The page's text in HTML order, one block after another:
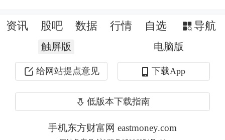
险、5家基金等机构进入该股的前十流
通股股东名单，合计持股数量2037.69
万股，占流通股比例22.47%。
华泰证券表示，公司拟以现
金方式收购兆方投资、海中投资合计持
资讯 股吧 数据 行情 自选 导航
触屏版 电脑版
给网站提点意见 下载App
低版本下载指南
手机东方财富网 eastmoney.com